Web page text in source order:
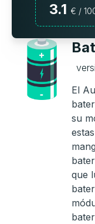
3.1 € /
El
su
que